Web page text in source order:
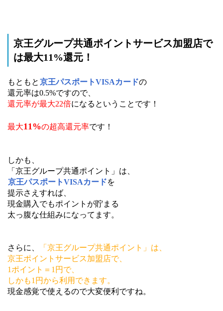
京王グループ共通ポイントサービス加盟店で
は最大11%還元！
もともと 京王パスポートVISAカードの
還元率は0.5%ですので、
還元率が最大22倍になるということです！
最大11%の超高還元率です！
しかも、
「京王グループ共通ポイント」は、
京王パスポートVISAカードを
提示さえすれば、
現金購入でもポイントが貯まる
太っ腹な仕組みになってます。
さらに、
「京王グループ共通ポイント」は、
京王ポイントサービス加盟店で、
1ポイント＝1円で、
しかも1円から利用できます。
現金感覚で使えるので大変便利ですね。